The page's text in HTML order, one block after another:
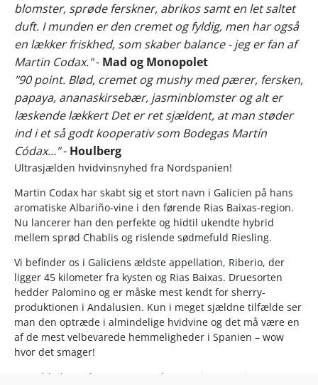
blomster, sprøde ferskner, abrikos samt en let saltet
duft. I munden er den cremet og fyldig, men har også
en lækker friskhed, som skaber balance - jeg er fan af
Martin Codax."- Mad og Monopolet
"90 point. Blød, cremet og mushy med pærer, fersken,
papaya, ananaskirsebær, jasminblomster og alt er
læskende lækkert Det er ret sjældent, at man støder
ind i et så godt kooperativ som Bodegas Martín
Códax…"- Houlberg
Ultrasjælden hvidvinsnyhed fra Nordspanien!
Martin Codax har skabt sig et stort navn i Galicien på hans
aromatiske Albariño-vine i den førende Rias Baixas-region.
Nu lancerer han den perfekte og hidtil ukendte hybrid
mellem sprød Chablis og rislende sødmefuld Riesling.
Vi befinder os i Galiciens ældste appellation, Riberio, der
ligger 45 kilometer fra kysten og Rias Baixas. Druesorten
hedder Palomino og er måske mest kendt for sherry-
produktionen i Andalusien. Kun i meget sjældne tilfælde ser
man den optræde i almindelige hvidvine og det må være en
af de mest velbevarede hemmeligheder i Spanien – wow
hvor det smager!
Mere blød, rund og cremet end søstervinen Marieta